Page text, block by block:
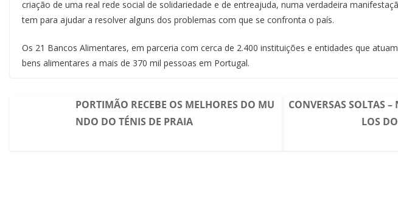
criação de uma real rede social de solidariedade e de entreajuda, numa verdadeira
tem para ajudar a resolver alguns dos problemas com que se confronta o país.
Os 21 Bancos Alimentares, em parceria com cerca de 2.400 instituições e entidades que
bens alimentares a mais de 370 mil pessoas em Portugal.
PORTIMÃO RECEBE OS MELHORES DO MU
NDO DO TÉNIS DE PRAIA
CONVERSAS SOLTAS
LOS